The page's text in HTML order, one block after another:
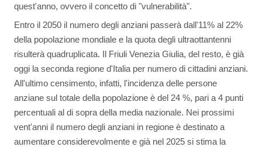
quest'anno, ovvero il concetto di "vulnerabilità".
Entro il 2050 il numero degli anziani passerà dall'11% al 22%
della popolazione mondiale e la quota degli ultraottantenni
risulterà quadruplicata. Il Friuli Venezia Giulia, del resto, è già
oggi la seconda regione d'Italia per numero di cittadini anziani.
All'ultimo censimento, infatti, l'incidenza delle persone
anziane sul totale della popolazione è del 24 %, pari a 4 punti
percentuali al di sopra della media nazionale. Nei prossimi
vent'anni il numero degli anziani in regione è destinato a
aumentare considerevolmente e già nel 2025 si stima la